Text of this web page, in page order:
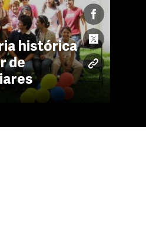
histórica
de